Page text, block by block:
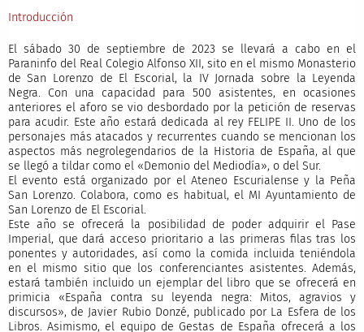
Introducción
El sábado 30 de septiembre de 2023 se llevará a cabo en el
Paraninfo del Real Colegio Alfonso XII, sito en el mismo Monasterio
de San Lorenzo de El Escorial, la IV Jornada sobre la Leyenda
Negra. Con una capacidad para 500 asistentes, en ocasiones
anteriores el aforo se vio desbordado por la petición de reservas
para acudir. Este año estará dedicada al rey FELIPE II. Uno de los
personajes más atacados y recurrentes cuando se mencionan los
aspectos más negrolegendarios de la Historia de España, al que
se llegó a tildar como el «Demonio del Mediodía», o del Sur.
El evento está organizado por el Ateneo Escurialense y la Peña
San Lorenzo. Colabora, como es habitual, el MI Ayuntamiento de
San Lorenzo de El Escorial.
Este año se ofrecerá la posibilidad de poder adquirir el Pase
Imperial, que dará acceso prioritario a las primeras filas tras los
ponentes y autoridades, así como la comida incluida teniéndola
en el mismo sitio que los conferenciantes asistentes. Además,
estará también incluido un ejemplar del libro que se ofrecerá en
primicia «España contra su leyenda negra: Mitos, agravios y
discursos», de Javier Rubio Donzé, publicado por La Esfera de los
Libros. Asimismo, el equipo de Gestas de España ofrecerá a los